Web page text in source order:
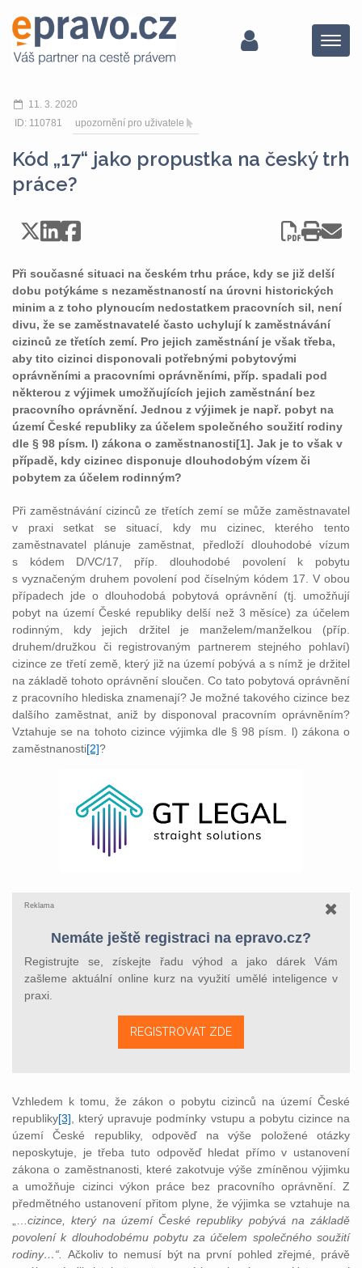
Menu
11. 3. 2020
ID: 110781
upozornění pro uživatele
Kód „17“ jako propustka na český trh
práce?
Při současné situaci na českém trhu práce, kdy se již delší
dobu potýkáme s nezaměstnaností na úrovni historických
minim a z toho plynoucím nedostatkem pracovních sil, není
divu, že se zaměstnavatelé často uchylují k zaměstnávání
cizinců ze třetích zemí. Pro jejich zaměstnání je však třeba,
aby tito cizinci disponovali potřebnými pobytovými
oprávněními a pracovními oprávněními, příp. spadali pod
některou z výjimek umožňujících jejich zaměstnání bez
pracovního oprávnění. Jednou z výjimek je např. pobyt na
území České republiky za účelem společného soužití rodiny
dle § 98 písm. l) zákona o zaměstnanosti[1]. Jak je to však v
případě, kdy cizinec disponuje dlouhodobým vízem či
pobytem za účelem rodinným?
Při zaměstnávání cizinců ze třetích zemí se může zaměstnavatel
v praxi setkat se situací, kdy mu cizinec, kterého tento
zaměstnavatel plánuje zaměstnat, předloží dlouhodobé vízum
s kódem D/VC/17, příp. dlouhodobé povolení k pobytu
s vyznačeným druhem povolení pod číselným kódem 17. V obou
případech jde o dlouhodobá pobytová oprávnění (tj. umožňují
pobyt na území České republiky delší než 3 měsíce) za účelem
rodinným, kdy jejich držitel je manželem/manželkou (příp.
druhem/družkou či registrovaným partnerem stejného pohlaví)
cizince ze třetí země, který již na území pobývá a s nímž je držitel
na základě tohoto oprávnění sloučen. Co tato pobytová oprávnění
z pracovního hlediska znamenají? Je možné takového cizince bez
dalšího zaměstnat, aniž by disponoval pracovním oprávněním?
Vztahuje se na tohoto cizince výjimka dle § 98 písm. l) zákona o
zaměstnanosti[2]?
Reklama
Nemáte ještě registraci na epravo.cz?
Registrujte se, získejte řadu výhod a jako dárek Vám
zašleme aktuální online kurz na využití umělé inteligence v
praxi.
REGISTROVAT ZDE
Vzhledem k tomu, že zákon o pobytu cizinců na území České
republiky[3], který upravuje podmínky vstupu a pobytu cizince na
území České republiky, odpověď na výše položené otázky
neposkytuje, je třeba tuto odpověď hledat přímo v ustanovení
zákona o zaměstnanosti, které zakotvuje výše zmíněnou výjimku
a umožňuje cizinci výkon práce bez pracovního oprávnění. Z
předmětného ustanovení přitom plyne, že výjimka se vztahuje na
„…cizince, který na území České republiky pobývá na základě
povolení k dlouhodobému pobytu za účelem společného soužití
rodiny…“. Ačkoliv to nemusí být na první pohled zřejmé, právě